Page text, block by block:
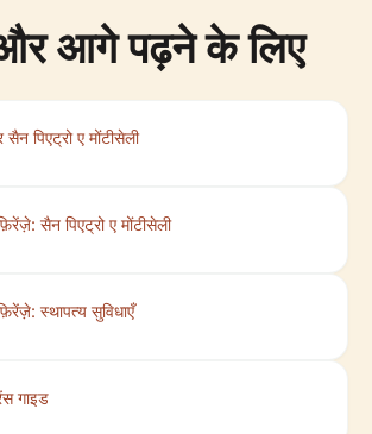
आगे पढ़ने के लिए
पिएट्रो ए मोंटीसेली
सैन पिएट्रो ए मोंटीसेली
स्थापत्य सुविधाएँ
गाइड